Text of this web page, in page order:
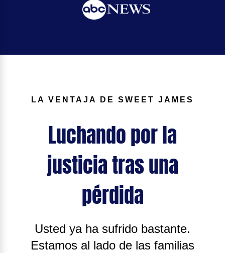
LA VENTAJA DE SWEET JAMES
Luchando por la
justicia tras una
pérdida
Usted ya ha sufrido bastante.
Estamos al lado de las familias